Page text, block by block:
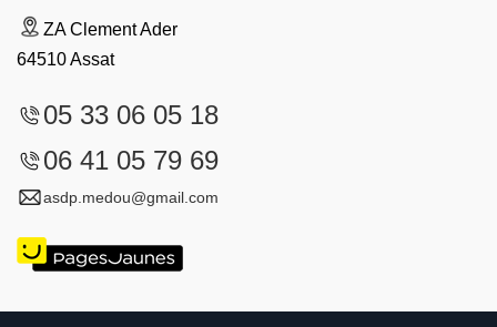
ZA Clement Ader
64510 Assat
05 33 06 05 18
06 41 05 79 69
asdp.medou@gmail.com